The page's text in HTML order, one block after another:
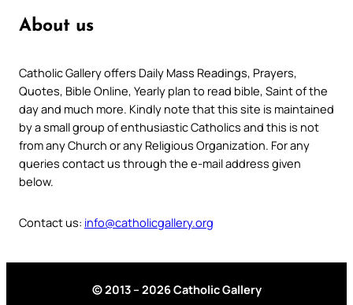
About us
Catholic Gallery offers Daily Mass Readings, Prayers,
Quotes, Bible Online, Yearly plan to read bible, Saint of the
day and much more. Kindly note that this site is maintained
by a small group of enthusiastic Catholics and this is not
from any Church or any Religious Organization. For any
queries contact us through the e-mail address given
below.
Contact us: info@catholicgallery.org
© 2013 – 2026 Catholic Gallery